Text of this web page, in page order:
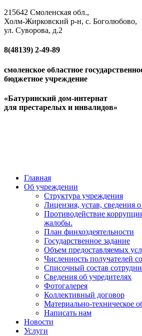
215642 Смоленская обл.,
Холм-Жирковский р-н, с. Боголюбово,
ул. Суворова, д.2
8(48139) 2-49-89
смоленское областное
бюджетное учреждение
«Батуринский дом-интернат
для престарелых и инвалидов»
Главная
Об учреждении
Структура учреждения
Лицензия, устав, сведения
Противодействие
жалобы.
План финхоздеятельности
Государственное задание
Объем предоставляемых
Численность получателей
Списочный состав
Сведения об учредителях
Фотогалерея
Коллективный договор
Материально-техническое
Написать нам
Новости
Услуги